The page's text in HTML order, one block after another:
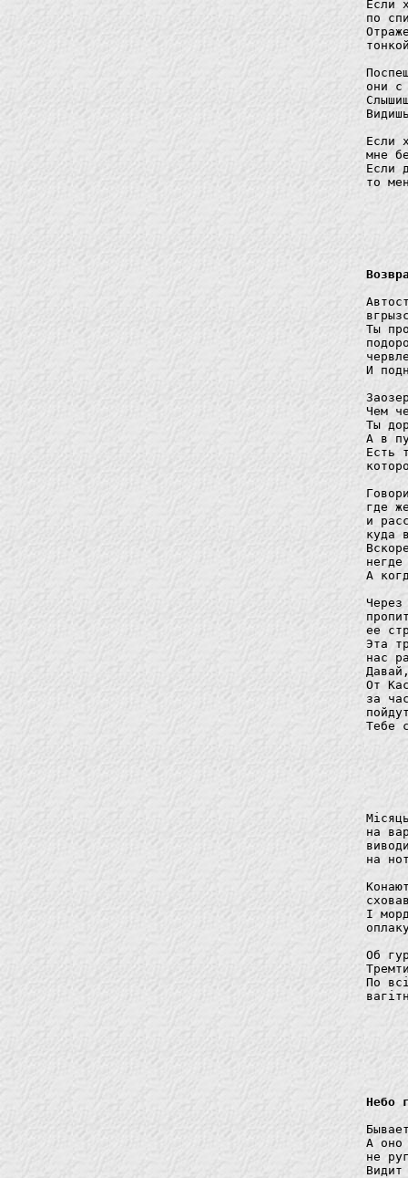
Если
по
они с
Если
мне
Если
то
Ты
И
Чем
Ты
А в
Есть
где
и
куда
А
ее
Эта
нас
От
за
Тебе
на
на
І
Об
По
Небо
А оно
не